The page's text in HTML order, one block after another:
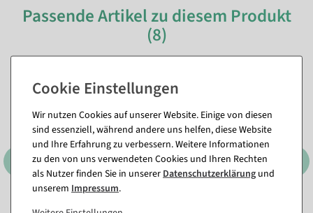
Passende Artikel zu diesem Produkt
(8)
Italienischer Hartkäse, 1/4
Wir nutzen Cookies auf unserer Website. Einige von diesen
sind essenziell, während andere uns helfen, diese Website
und Ihre Erfahrung zu verbessern. Weitere Informationen
zu den von uns verwendeten Cookies und Ihren Rechten
als Nutzer finden Sie in unsererDaten­schutz­erklärung und
unserem Impressum.